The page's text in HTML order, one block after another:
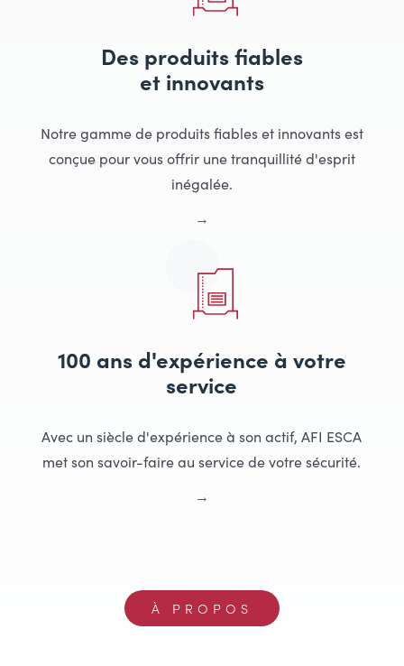
Des produits fiables
et innovants
Notre gamme de produits fiables et innovants est
conçue pour vous offrir une tranquillité d'esprit
inégalée.
100 ans d'expérience à votre
service
Avec un siècle d'expérience à son actif, AFI ESCA
met son savoir-faire au service de votre sécurité.
À PROPOS